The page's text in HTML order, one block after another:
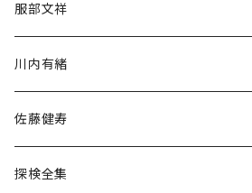
民族・風習
服部文祥
川内有緒
佐藤健寿
探検全集